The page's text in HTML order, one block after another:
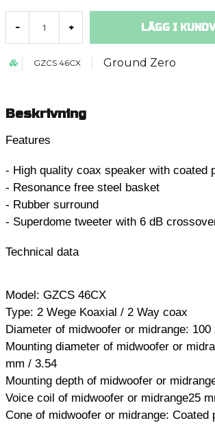
- + LÄGG I
GZCS 46CX Ground Zero
Beskrivning
Features
- High quality coax speaker with coated
- Resonance free steel basket
- Rubber surround
- Superdome tweeter with 6 dB
Technical data
Model: GZCS 46CX
Type: 2 Wege Koaxial / 2 Way coax
Diameter of midwoofer or midrange:
Mounting diameter of midwoofer or
mm / 3.54
Mounting depth of midwoofer or
Voice coil of midwoofer or midrange25
Cone of midwoofer or midrange: Coated